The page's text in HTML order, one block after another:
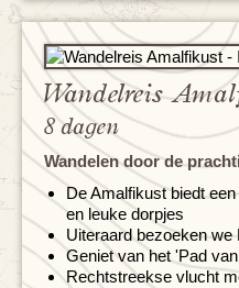
Wandelreis
8 dagen
Wandelen door de
De Amalfikust biedt
en leuke dorpjes
Uiteraard bezoeken
Geniet van het 'Pad
Rechtstreekse vlucht